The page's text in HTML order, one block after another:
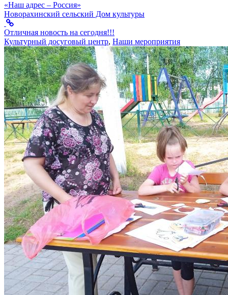
«Наш адрес – Россия»
Новорахинский сельский Дом культуры
Отличная новость на сегодня!!!
Культурный досуговый центр, Наши мероприятия